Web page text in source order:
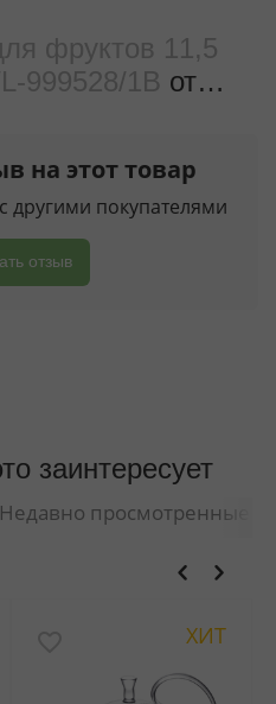
фруктов 11,5
1B от
на этот товар
другими покупателями
отзыв
заинтересует
Недавно просмотренные
ХИТ